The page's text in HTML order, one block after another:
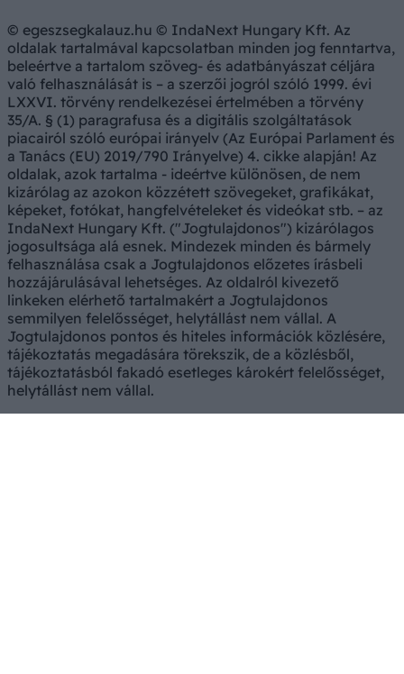
© egeszsegkalauz.hu © IndaNext Hungary Kft. Az
oldalak tartalmával kapcsolatban minden jog fenntartva,
beleértve a tartalom szöveg- és adatbányászat céljára
való felhasználását is – a szerzői jogról szóló 1999. évi
LXXVI. törvény rendelkezései értelmében a törvény
35/A. § (1) paragrafusa és a digitális szolgáltatások
piacairól szóló európai irányelv (Az Európai Parlament és
a Tanács (EU) 2019/790 Irányelve) 4. cikke alapján! Az
oldalak, azok tartalma - ideértve különösen, de nem
kizárólag az azokon közzétett szövegeket, grafikákat,
képeket, fotókat, hangfelvételeket és videókat stb. – az
IndaNext Hungary Kft. ("Jogtulajdonos") kizárólagos
jogosultsága alá esnek. Mindezek minden és bármely
felhasználása csak a Jogtulajdonos előzetes írásbeli
hozzájárulásával lehetséges. Az oldalról kivezető
linkeken elérhető tartalmakért a Jogtulajdonos
semmilyen felelősséget, helytállást nem vállal. A
Jogtulajdonos pontos és hiteles információk közlésére,
tájékoztatás megadására törekszik, de a közlésből,
tájékoztatásból fakadó esetleges károkért felelősséget,
helytállást nem vállal.